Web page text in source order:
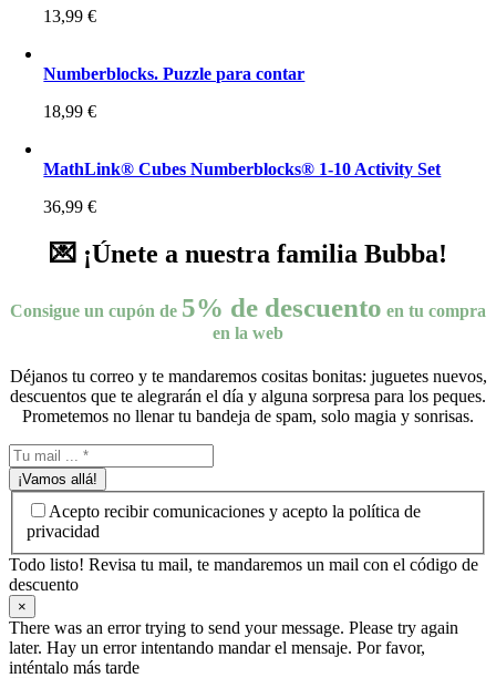
13,99€
Numberblocks. Puzzle para contar
18,99€
MathLink® Cubes Numberblocks® 1-10 Activity Set
36,99€
💌 ¡Únete a nuestra familia Bubba!
Consigue un cupón de 5% de descuento en tu compra
en la web
Déjanos tu correo y te mandaremos cositas bonitas: juguetes nuevos,
descuentos que te alegrarán el día y alguna sorpresa para los peques.
Prometemos no llenar tu bandeja de spam, solo magia y sonrisas.
¡Vamos allá!
Acepto recibir comunicaciones y acepto la política de
privacidad
Todo listo! Revisa tu mail, te mandaremos un mail con el código de
descuento
×
There was an error trying to send your message. Please try again
later. Hay un error intentando mandar el mensaje. Por favor,
inténtalo más tarde